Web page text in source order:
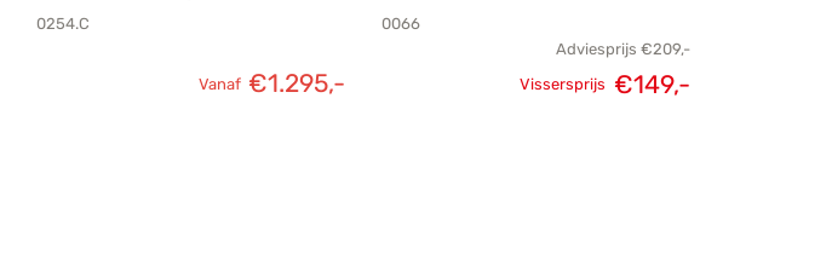
0254.C
Vanaf €1.295,-
0066
Adviesprijs €209,-
Vissersprijs €149,-